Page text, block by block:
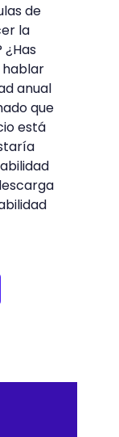
de
la
¿Has
anual
que
está